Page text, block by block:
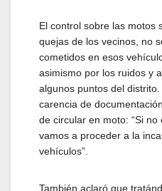
El control sobre las motos
quejas de los vecinos, no
cometidos en esos
asimismo por los ruidos y
algunos puntos del
carencia de
de circular en moto: “Si
vamos a proceder a la
vehículos”.
También aclaró que